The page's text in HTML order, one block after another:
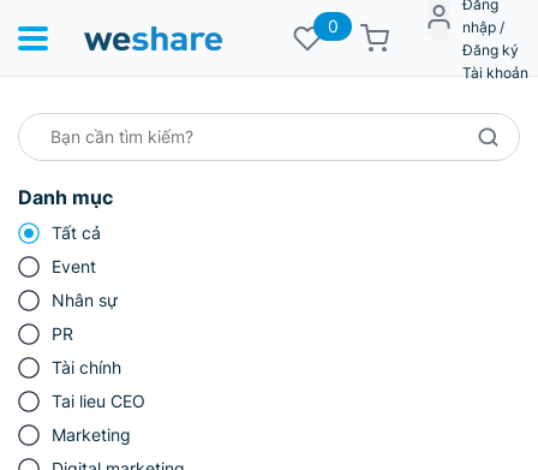
0
Đăng
nhập /
Đăng ký
Tài khoản
Danh mục
Tất cả
Event
Nhân sự
PR
Tài chính
Tai lieu CEO
Marketing